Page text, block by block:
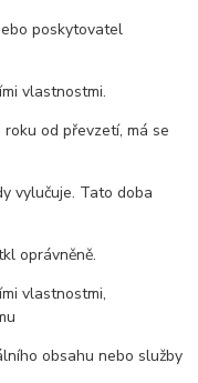
poskytovatel
vlastnostmi.
od převzetí, má se
vylučuje. Tato doba
oprávněně.
vlastnostmi,
obsahu nebo služby